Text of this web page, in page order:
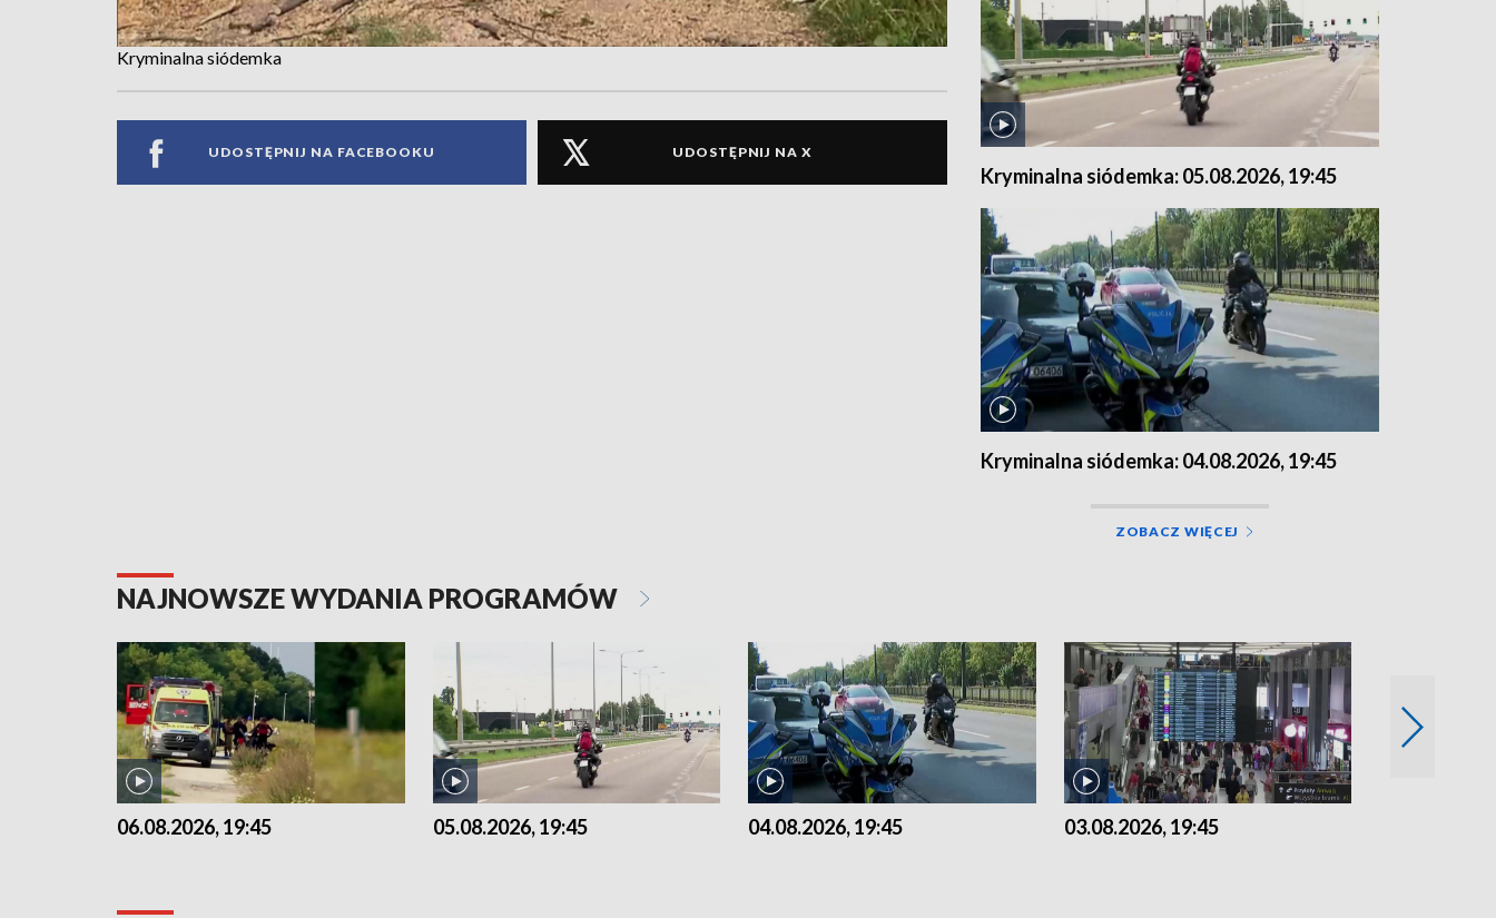
Kryminalna siódemka
UDOSTĘPNIJ NA FACEBOOKU UDOSTĘPNIJ NA X
Kryminalna siódemka: 05.08.2026, 19:45
Kryminalna siódemka: 04.08.2026, 19:45
ZOBACZ WIĘCEJ
NAJNOWSZE WYDANIA PROGRAMÓW
06.08.2026, 19:45 05.08.2026, 19:45 04.08.2026, 19:45 03.08.2026, 19:45